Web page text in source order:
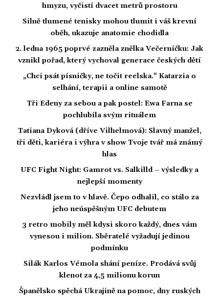
hmyzu, vyčistí dvacet metrů prostoru
Silně tlumené tenisky mohou tlumit i váš krevní
oběh, ukazuje anatomie chodidla
2. ledna 1965 poprvé zazněla znělka Večerníčku: Jak
vznikl pořad, který vychoval generace českých dětí
„Chci psát písničky, ne točit reelska.“ Katarzia o
selhání, terapii a online samotě
Tři Edeny za sebou a pak postel: Ewa Farna se
pochlubila svým rituálem
Tatiana Dyková (dříve Vilhelmová): Slavný manžel,
tři děti, kariéra i výhra v show Tvoje tvář má známý
hlas
UFC Fight Night: Gamrot vs. Salkilld – výsledky a
nejlepší momenty
Nezvládl jsem to v hlavě. Čepo odhalil, co stálo za
jeho neúspěšným UFC debutem
3 retro mobily měl kdysi skoro každý, dnes vám
vynesou i milion. Sběratelé vyžadují jedinou
podmínku
Silák Karlos Vémola shání peníze. Prodává svůj
klenot za 4,5 milionu korun
Španělsko spěchá Ukrajině na pomoc, dny ruských